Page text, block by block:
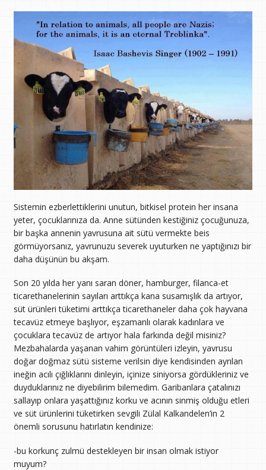
Sistemin ezberlettiklerini unutun, bitkisel protein her insana
yeter, çocuklarınıza da. Anne sütünden kestiğiniz çocuğunuza,
bir başka annenin yavrusuna ait sütü vermekte beis
görmüyorsanız, yavrunuzu severek uyuturken ne yaptığınızı bir
daha düşünün bu akşam.
Son 20 yılda her yanı saran döner, hamburger, filanca-et
ticarethanelerinin sayıları arttıkça kana susamışlık da artıyor,
süt ürünleri tüketimi arttıkça ticarethaneler daha çok hayvana
tecavüz etmeye başlıyor, eşzamanlı olarak kadınlara ve
çocuklara tecavüz de artıyor hala farkında değil misiniz?
Mezbahalarda yaşanan vahim görüntüleri izleyin, yavrusu
doğar doğmaz sütü sisteme verilsin diye kendisinden ayrılan
ineğin acılı çığlıklarını dinleyin, içinize siniyorsa gördükleriniz ve
duyduklarınız ne diyebilirim bilemedim. Garibanlara çatalınızı
sallayıp onlara yaşattığınız korku ve acının sinmiş olduğu etleri
ve süt ürünlerini tüketirken sevgili Zülal Kalkandelen’in 2
önemli sorusunu hatırlatın kendinize:
-bu korkunç zulmü destekleyen bir insan olmak istiyor
muyum?